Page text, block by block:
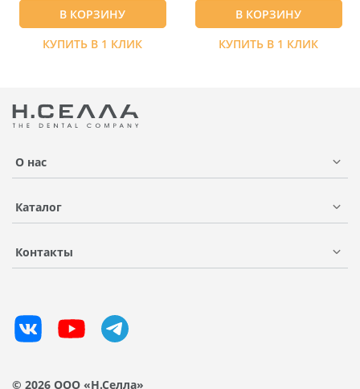
В КОРЗИНУ
КУПИТЬ В 1 КЛИК
В КОРЗИНУ
КУПИТЬ В 1 КЛИК
О нас
Каталог
Контакты
© 2026 ООО «Н.Селла»